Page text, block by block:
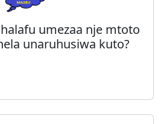
umezaa nje mtoto
unaruhusiwa kuto?